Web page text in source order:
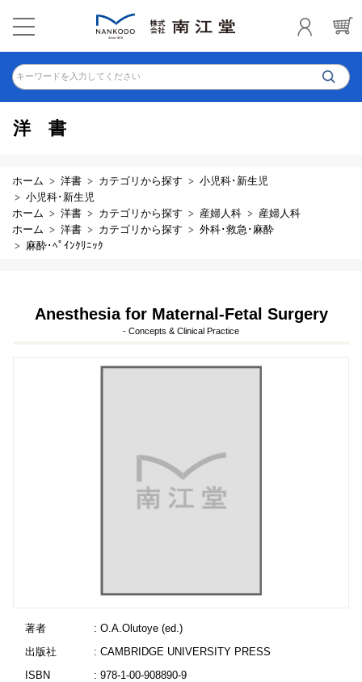
キーワードを入力してください
洋書
ホーム 洋書 カテゴリから探す
小児科･新生児
小児科･新生児
ホーム
洋書 カテゴリから探す 産婦人科
産婦人科
ホーム
洋書 カテゴリから探す
外科･救急･麻酔
麻酔･ﾍﾟｲﾝｸﾘﾆｯｸ
Anesthesia for Maternal-Fetal Surgery
- Concepts & Clinical Practice
著者
: O.A.Olutoye (ed.)
出版社
: CAMBRIDGE UNIVERSITY PRESS
ISBN
: 978-1-00-908890-9